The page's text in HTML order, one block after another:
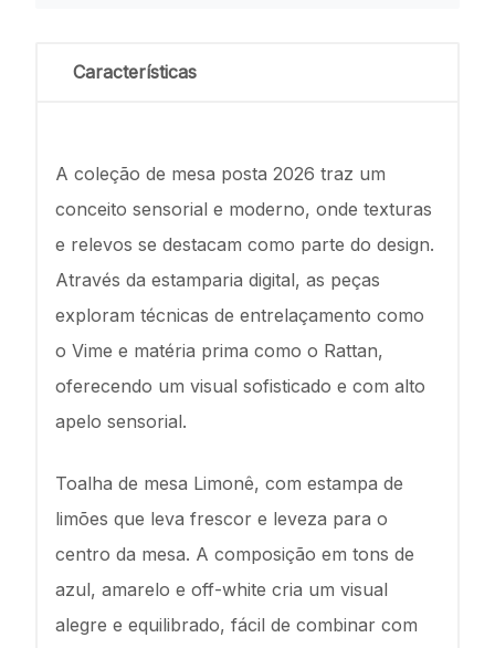
Características
A coleção de mesa posta 2026 traz um
conceito sensorial e moderno, onde texturas
e relevos se destacam como parte do design.
Através da estamparia digital, as peças
exploram técnicas de entrelaçamento como
o Vime e matéria prima como o Rattan,
oferecendo um visual sofisticado e com alto
apelo sensorial.
Toalha de mesa Limonê, com estampa de
limões que leva frescor e leveza para o
centro da mesa. A composição em tons de
azul, amarelo e off-white cria um visual
alegre e equilibrado, fácil de combinar com